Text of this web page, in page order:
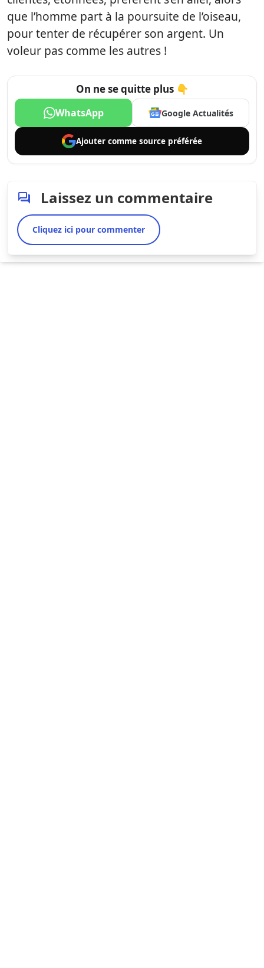
que l’homme part à la poursuite de l’oiseau,
pour tenter de récupérer son argent. Un
voleur pas comme les autres !
On ne se quitte plus 👇
WhatsApp Google Actualités
Ajouter comme source préférée
Laissez un commentaire
Cliquez ici pour commenter